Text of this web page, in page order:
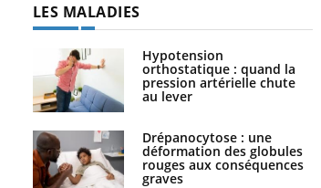
LES MALADIES
Hypotension
orthostatique : quand la
pression artérielle chute
au lever
Drépanocytose : une
déformation des globules
rouges aux conséquences
graves